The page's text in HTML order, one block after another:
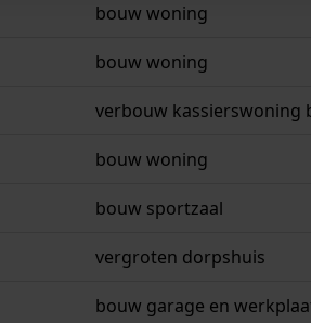
bouw woning
bouw woning
verbouw kassierswoning
bouw woning
bouw sportzaal
vergroten dorpshuis
bouw garage en